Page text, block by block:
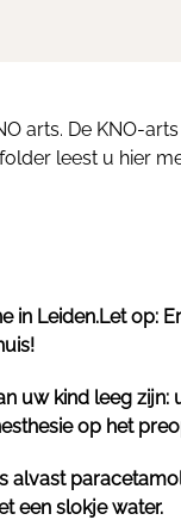
arts. De KNO-
leest u hier
in Leiden.Let op:
uw kind leeg zijn:
op het
alvast
een slokje water.